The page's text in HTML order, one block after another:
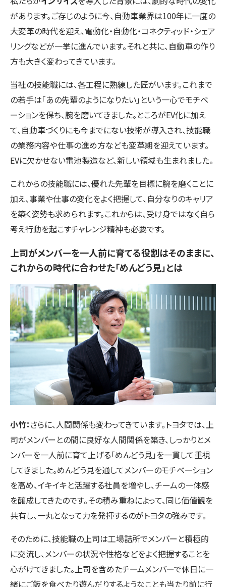
があります。ご存じのように今、自動車業界は100年に一度の
大変革の時代を迎え、電動化・自動化・コネクティッド・シェア
リングなどが一挙に進んでいます。それと共に、自動車の作り
方も大きく変わってきています。
当社の技能職には、各工程に熟練した匠がいます。これまで
の若手は「あの先輩のようになりたい」という一心でモチベ
ーションを保ち、腕を磨いてきました。ところがEV化に加え
て、自動車づくりにも今までにない技術が導入され、技能職
の業務内容や仕事の進め方なども変革期を迎えています。
EVに欠かせない電池製造など、新しい領域も生まれました。
これからの技能職には、優れた先輩を目標に腕を磨くことに
加え、事業や仕事の変化をよく把握して、自分なりのキャリア
を築く姿勢も求められます。これからは、受け身ではなく自ら
考え行動を起こすチャレンジ精神も必要です。
上司がメンバーを一人前に育てる役割はそのままに、
これからの時代に合わせた「めんどう見」とは
小竹：さらに、人間関係も変わってきています。トヨタでは、上
司がメンバーとの間に良好な人間関係を築き、しっかりとメ
ンバーを一人前に育て上げる「めんどう見」を一貫して重視
してきました。めんどう見を通してメンバーのモチベーション
を高め、イキイキと活躍する社員を増やし、チームの一体感
を醸成してきたのです。その積み重ねによって、同じ価値観を
共有し、一丸となって力を発揮するのがトヨタの強みです。
そのために、技能職の上司は工場詰所でメンバーと積極的
に交流し、メンバーの状況や性格などをよく把握することを
心がけてきました。上司を含めたチームメンバーで休日に一
緒にご飯を食べたり遊んだりするようなことも当たり前に行